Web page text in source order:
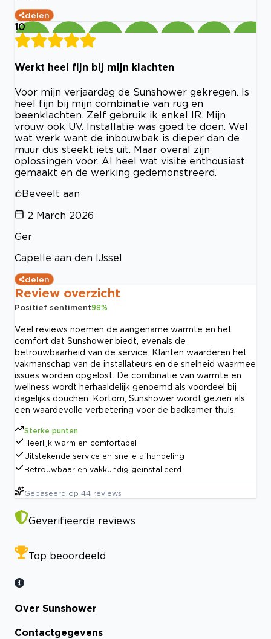
delen
10
Werkt heel fijn bij mijn klachten
Voor mijn verjaardag de Sunshower gekregen. Is
heel fijn bij mijn combinatie van rug en
beenklachten. Zelf gebruik ik enkel IR. Mijn
vrouw ook UV. Installatie was goed te doen. Wel
wat werk want de inbouwbak is dieper dan de
muur dus steekt iets uit. Maar overal zijn
oplossingen voor. Al heel wat visite enthousiast
gemaakt en de werking gedemonstreerd.
Beveelt aan
2 March 2026
Ger
Capelle aan den IJssel
delen
Review overzicht
Positief sentiment98%
Veel reviews noemen de aangename warmte en het
comfort dat Sunshower biedt, evenals de
betrouwbaarheid van de service. Klanten waarderen het
vakmanschap van de installateurs en de snelheid waarmee
issues worden opgelost. De combinatie van warmte en
wellness wordt herhaaldelijk genoemd als voordeel bij
dagelijks douchen. Kortom, Sunshower wordt gezien als
een waardevolle verbetering voor de badkamer thuis.
Sterke punten
Heerlijk warm en comfortabel
Uitstekende service en snelle afhandeling
Betrouwbaar en vakkundig geïnstalleerd
Gebaseerd op 44 reviews
Geverifieerde reviews
Top beoordeeld
Over Sunshower
Contactgegevens